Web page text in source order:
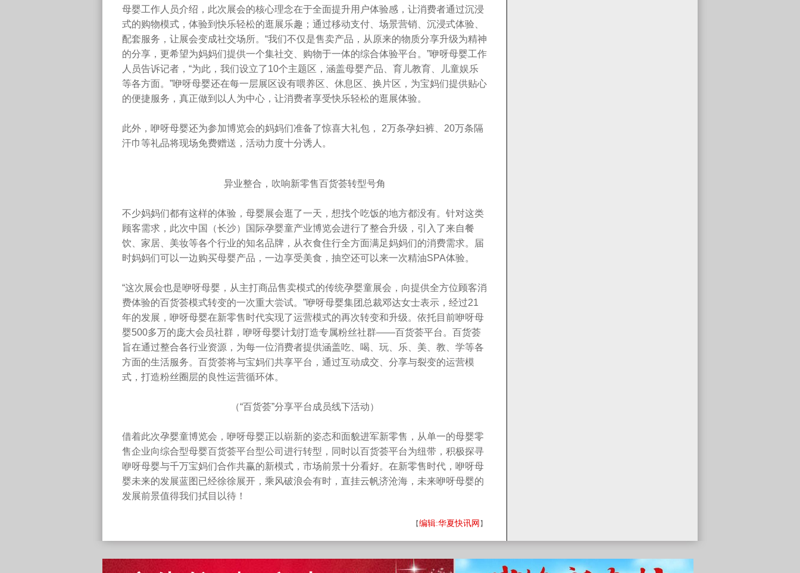
母婴工作人员介绍，此次展会的核心理念在于全面提升用户体验感，让消费者通过沉浸
式的购物模式，体验到快乐轻松的逛展乐趣；通过移动支付、场景营销、沉浸式体验、
配套服务，让展会变成社交场所。“我们不仅是售卖产品，从原来的物质分享升级为精神
的分享，更希望为妈妈们提供一个集社交、购物于一体的综合体验平台。”咿呀母婴工作
人员告诉记者，“为此，我们设立了10个主题区，涵盖母婴产品、育儿教育、儿童娱乐
等各方面。”咿呀母婴还在每一层展区设有喂养区、休息区、换片区，为宝妈们提供贴心
的便捷服务，真正做到以人为中心，让消费者享受快乐轻松的逛展体验。
此外，咿呀母婴还为参加博览会的妈妈们准备了惊喜大礼包， 2万条孕妇裤、20万条隔
汗巾等礼品将现场免费赠送，活动力度十分诱人。
异业整合，吹响新零售百货荟转型号角
不少妈妈们都有这样的体验，母婴展会逛了一天，想找个吃饭的地方都没有。针对这类
顾客需求，此次中国（长沙）国际孕婴童产业博览会进行了整合升级，引入了来自餐
饮、家居、美妆等各个行业的知名品牌，从衣食住行全方面满足妈妈们的消费需求。届
时妈妈们可以一边购买母婴产品，一边享受美食，抽空还可以来一次精油SPA体验。
“这次展会也是咿呀母婴，从主打商品售卖模式的传统孕婴童展会，向提供全方位顾客消
费体验的百货荟模式转变的一次重大尝试。”咿呀母婴集团总裁邓达女士表示，经过21
年的发展，咿呀母婴在新零售时代实现了运营模式的再次转变和升级。依托目前咿呀母
婴500多万的庞大会员社群，咿呀母婴计划打造专属粉丝社群——百货荟平台。百货荟
旨在通过整合各行业资源，为每一位消费者提供涵盖吃、喝、玩、乐、美、教、学等各
方面的生活服务。百货荟将与宝妈们共享平台，通过互动成交、分享与裂变的运营模
式，打造粉丝圈层的良性运营循环体。
（“百货荟”分享平台成员线下活动）
借着此次孕婴童博览会，咿呀母婴正以崭新的姿态和面貌进军新零售，从单一的母婴零
售企业向综合型母婴百货荟平台型公司进行转型，同时以百货荟平台为纽带，积极探寻
咿呀母婴与千万宝妈们合作共赢的新模式，市场前景十分看好。在新零售时代，咿呀母
婴未来的发展蓝图已经徐徐展开，乘风破浪会有时，直挂云帆济沧海，未来咿呀母婴的
发展前景值得我们拭目以待！
【编辑:华夏快讯网 】